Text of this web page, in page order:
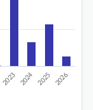
2023 2024 2025 2026